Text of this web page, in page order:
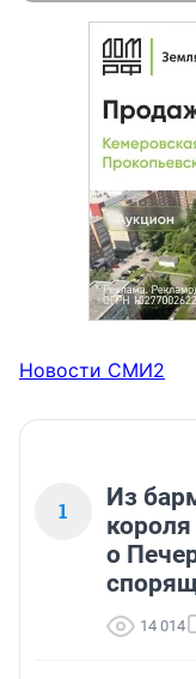
Новости СМИ2
1
Из
о
14 014